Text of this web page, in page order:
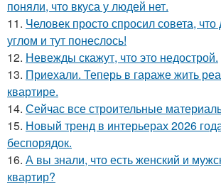
поняли, что вкуса у людей нет.
11. Человек просто спросил совета,
углом и тут понеслось!
12. Невежды скажут, что это недострой.
13. Приехали. Теперь в гараже жить
квартире.
14. Сейчас все строительные
15. Новый тренд в интерьерах 2026
беспорядок.
16. А вы знали, что есть женский и
квартир?